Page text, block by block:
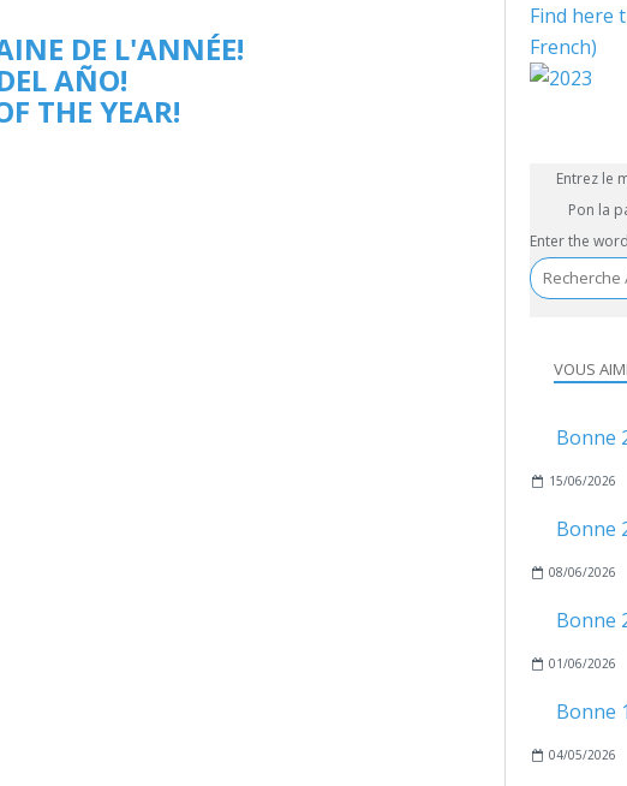
DE L'ANNÉE!
AÑO!
THE YEAR!
VOUS
Bonne
15/06/2026
Bonne
08/06/2026
Bonne
01/06/2026
Bonne
04/05/2026
Find here
French)
Entrez le
Pon la
Enter the